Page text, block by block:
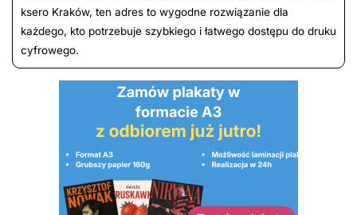
ksero Kraków, ten adres to wygodne rozwiązanie dla
każdego, kto potrzebuje szybkiego i łatwego dostępu do druku
cyfrowego.